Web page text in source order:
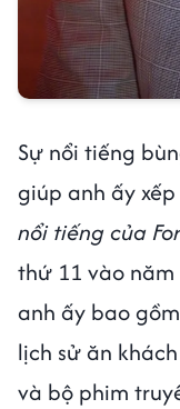
Sự nổi tiếng
giúp anh ấy
nổi tiếng của
thứ 11 vào
anh ấy bao
lịch sử ăn
và bộ phim